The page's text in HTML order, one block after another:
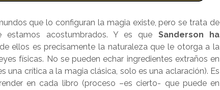
que lo configuran la magia existe, pero se trata de
acostumbrados. Y es que Sanderson ha
ellos es precisamente la naturaleza que le otorga a la
físicas. No se pueden echar ingredientes extraños en
crítica a la magia clásica, solo es una aclaración). Es
en cada libro (proceso –es cierto- que puede en